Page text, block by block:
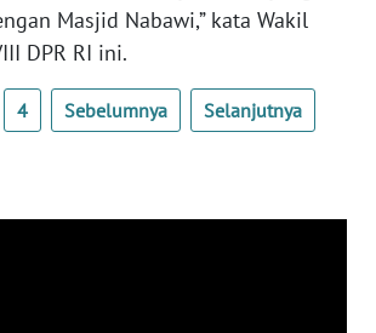
Masjid Nabawi,” kata Wakil
DPR RI ini.
4 Sebelumnya Selanjutnya